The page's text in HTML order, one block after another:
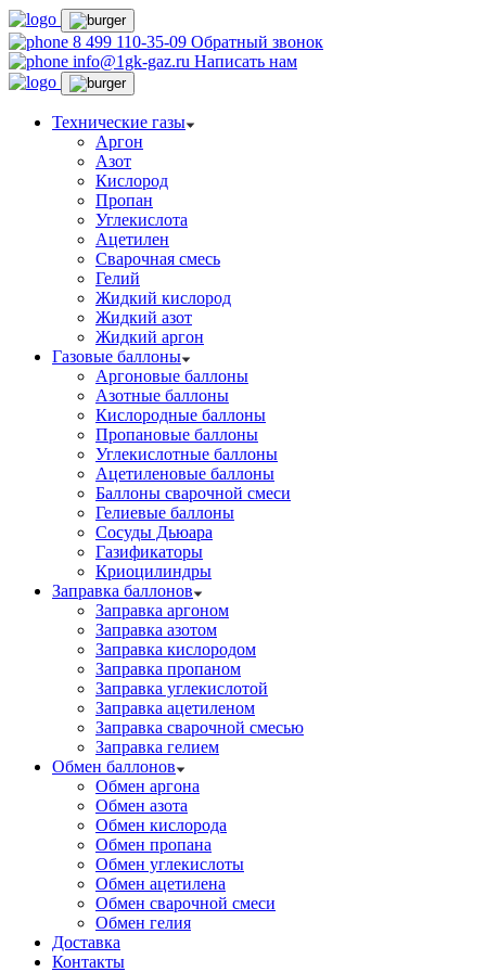
8 499 110-35-09 Обратный звонок
info@1gk-gaz.ru Написать нам
Технические газы
Аргон
Азот
Кислород
Пропан
Углекислота
Ацетилен
Сварочная смесь
Гелий
Жидкий кислород
Жидкий азот
Жидкий аргон
Газовые баллоны
Аргоновые баллоны
Азотные баллоны
Кислородные баллоны
Пропановые баллоны
Углекислотные баллоны
Ацетиленовые баллоны
Баллоны сварочной смеси
Гелиевые баллоны
Сосуды Дьюара
Газификаторы
Криоцилиндры
Заправка баллонов
Заправка аргоном
Заправка азотом
Заправка кислородом
Заправка пропаном
Заправка углекислотой
Заправка ацетиленом
Заправка сварочной смесью
Заправка гелием
Обмен баллонов
Обмен аргона
Обмен азота
Обмен кислорода
Обмен пропана
Обмен углекислоты
Обмен ацетилена
Обмен сварочной смеси
Обмен гелия
Доставка
Контакты